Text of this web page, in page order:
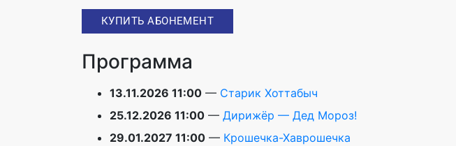
КУПИТЬ АБОНЕМЕНТ
Программа
13.11.2026 11:00 — Старик Хоттабыч
25.12.2026 11:00 — Дирижёр — Дед Мороз!
29.01.2027 11:00 — Крошечка-Хаврошечка